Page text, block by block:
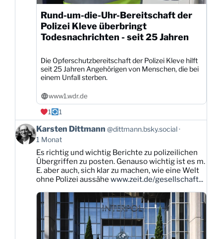
Rund-um-die-Uhr-Bereitschaft der
Polizei Kleve überbringt
Todesnachrichten - seit 25 Jahren
Die Opferschutzbereitschaft der Polizei Kleve hilft
seit 25 Jahren Angehörigen von Menschen, die bei
einem Unfall sterben.
www1.wdr.de
1
1
Beitrag
von
Karsten
Dittmann
Bluesky
ansehen
Karsten Dittmann @dittmann.bsky.social
1 Monat
Es richtig und wichtig Berichte zu polizeilichen
Übergriffen zu posten. Genauso wichtig ist es m.
E. aber auch, sich klar zu machen, wie eine Welt
ohne Polizei aussähe www.zeit.de/gesellschaft...